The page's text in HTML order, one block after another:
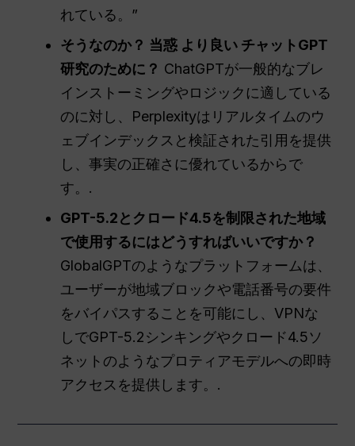
れている。”
そうなのか？ 当惑 より良い チャットGPT
研究のために？ ChatGPTが一般的なブレ
インストーミングやロジックに適している
のに対し、Perplexityはリアルタイムのウ
ェブインデックスと検証された引用を提供
し、事実の正確さに優れているからで
す。.
GPT-5.2とクロード4.5を制限された地域
で使用するにはどうすればいいですか？
GlobalGPTのようなプラットフォームは、
ユーザーが地域ブロックや電話番号の要件
をバイパスすることを可能にし、VPNな
しでGPT-5.2シンキングやクロード4.5ソ
ネットのようなプロティアモデルへの即時
アクセスを提供します。.